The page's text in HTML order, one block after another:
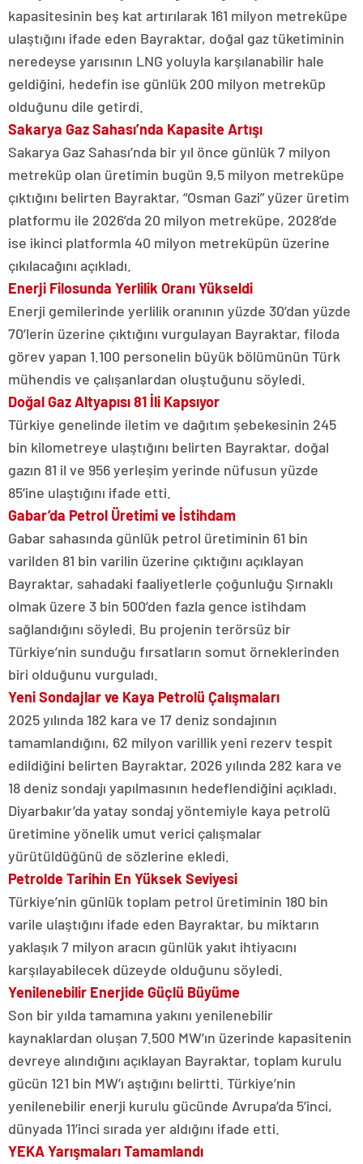
kapasitesinin beş kat artırılarak 161 milyon metreküpe
ulaştığını ifade eden Bayraktar, doğal gaz tüketiminin
neredeyse yarısının LNG yoluyla karşılanabilir hale
geldiğini, hedefin ise günlük 200 milyon metreküp
olduğunu dile getirdi.
Sakarya Gaz Sahası’nda Kapasite Artışı
Sakarya Gaz Sahası’nda bir yıl önce günlük 7 milyon
metreküp olan üretimin bugün 9,5 milyon metreküpe
çıktığını belirten Bayraktar, “Osman Gazi” yüzer üretim
platformu ile 2026’da 20 milyon metreküpe, 2028’de
ise ikinci platformla 40 milyon metreküpün üzerine
çıkılacağını açıkladı.
Enerji Filosunda Yerlilik Oranı Yükseldi
Enerji gemilerinde yerlilik oranının yüzde 30’dan yüzde
70’lerin üzerine çıktığını vurgulayan Bayraktar, filoda
görev yapan 1.100 personelin büyük bölümünün Türk
mühendis ve çalışanlardan oluştuğunu söyledi.
Doğal Gaz Altyapısı 81 İli Kapsıyor
Türkiye genelinde iletim ve dağıtım şebekesinin 245
bin kilometreye ulaştığını belirten Bayraktar, doğal
gazın 81 il ve 956 yerleşim yerinde nüfusun yüzde
85’ine ulaştığını ifade etti.
Gabar’da Petrol Üretimi ve İstihdam
Gabar sahasında günlük petrol üretiminin 61 bin
varilden 81 bin varilin üzerine çıktığını açıklayan
Bayraktar, sahadaki faaliyetlerle çoğunluğu Şırnaklı
olmak üzere 3 bin 500’den fazla gence istihdam
sağlandığını söyledi. Bu projenin terörsüz bir
Türkiye’nin sunduğu fırsatların somut örneklerinden
biri olduğunu vurguladı.
Yeni Sondajlar ve Kaya Petrolü Çalışmaları
2025 yılında 182 kara ve 17 deniz sondajının
tamamlandığını, 62 milyon varillik yeni rezerv tespit
edildiğini belirten Bayraktar, 2026 yılında 282 kara ve
18 deniz sondajı yapılmasının hedeflendiğini açıkladı.
Diyarbakır’da yatay sondaj yöntemiyle kaya petrolü
üretimine yönelik umut verici çalışmalar
yürütüldüğünü de sözlerine ekledi.
Petrolde Tarihin En Yüksek Seviyesi
Türkiye’nin günlük toplam petrol üretiminin 180 bin
varile ulaştığını ifade eden Bayraktar, bu miktarın
yaklaşık 7 milyon aracın günlük yakıt ihtiyacını
karşılayabilecek düzeyde olduğunu söyledi.
Yenilenebilir Enerjide Güçlü Büyüme
Son bir yılda tamamına yakını yenilenebilir
kaynaklardan oluşan 7.500 MW’ın üzerinde kapasitenin
devreye alındığını açıklayan Bayraktar, toplam kurulu
gücün 121 bin MW’ı aştığını belirtti. Türkiye’nin
yenilenebilir enerji kurulu gücünde Avrupa’da 5’inci,
dünyada 11’inci sırada yer aldığını ifade etti.
YEKA Yarışmaları Tamamlandı